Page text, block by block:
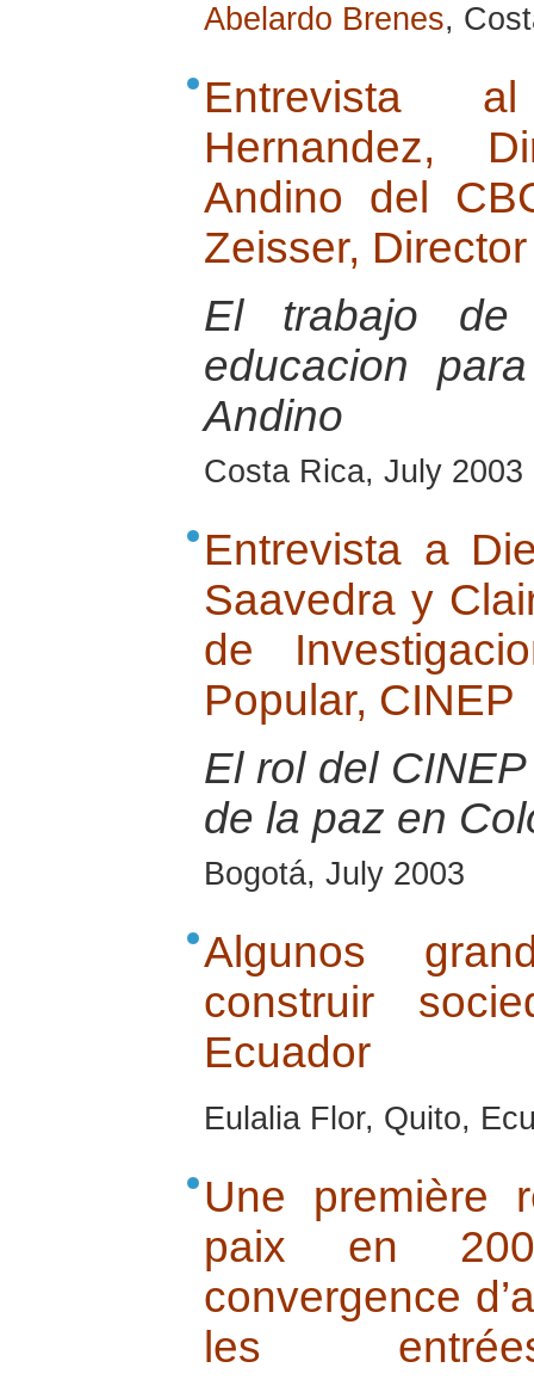
Abelardo Brenes,
Entrevista
Hernandez,
Andino del
Zeisser,
El trabajo de
educacion
Andino
Costa Rica, July 2003
Entrevista a
Saavedra y
de
Popular, CINEP
El rol del
de la paz en
Bogotá, July 2003
Algunos
construir
Ecuador
Eulalia Flor, Quito,
Une première
paix en
convergence
les